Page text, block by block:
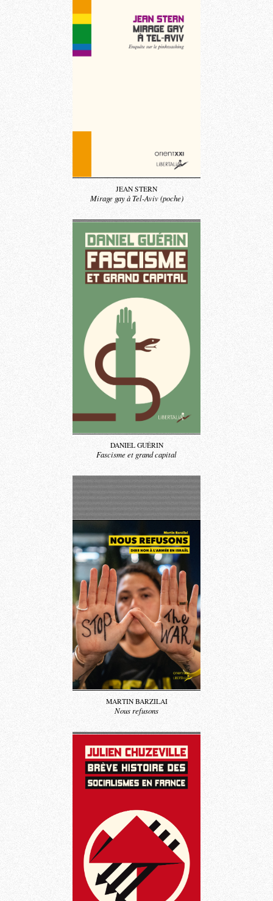
JEAN STERN
Mirage gay à Tel-Aviv (poche)
DANIEL GUÉRIN
Fascisme et grand capital
MARTIN BARZILAI
Nous refusons